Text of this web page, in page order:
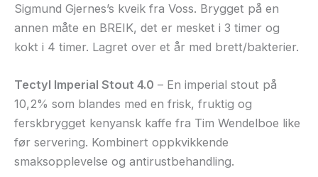
Sigmund Gjernes’s kveik fra Voss. Brygget på en
annen måte en BREIK, det er mesket i 3 timer og
kokt i 4 timer. Lagret over et år med brett/bakterier.
Tectyl Imperial Stout 4.0 – En imperial stout på
10,2% som blandes med en frisk, fruktig og
ferskbrygget kenyansk kaffe fra Tim Wendelboe like
før servering. Kombinert oppkvikkende
smaksopplevelse og antirustbehandling.